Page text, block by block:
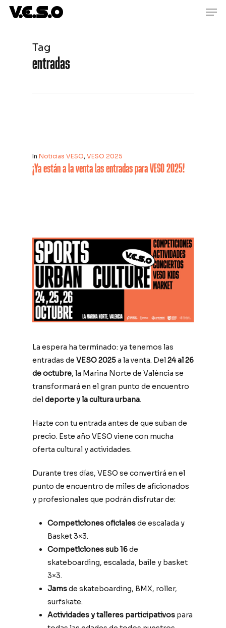
Skip
Tag
entradas
In Noticias VESO, VESO 2025
¡Ya están a la venta las entradas para VESO 2025!
La espera ha terminado: ya tenemos las
entradas de VESO 2025a la venta. Del24 al 26
de octubre, la Marina Norte de València se
transformará en el gran punto de encuentro
deldeporte y la cultura urbana.
Hazte con tu entrada antes de que suban de
precio. Este año VESO viene con mucha
oferta cultural y actividades.
Durante tres días, VESO se convertirá en el
punto de encuentro de miles de aficionados
y profesionales que podrán disfrutar de:
Competiciones oficialesde escalada y
Basket 3×3.
Competiciones sub 16de
skateboarding, escalada, baile y basket
3×3.
Jamsde skateboarding, BMX, roller,
surfskate.
Actividades y talleres participativos para